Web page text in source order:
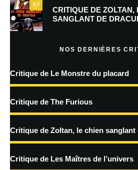
plus sur la façon dont les données de
7.5
CRITIQUE DE ZOLTAN,
SANGLANT DE
NOS DERNIÈRES
Critique de Le Monstre du placard
Critique de The Furious
Critique de Zoltan, le chien sanglant
Critique de Les Maîtres de l’univers